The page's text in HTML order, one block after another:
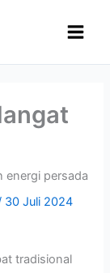
30 Juli 2024
tradisional